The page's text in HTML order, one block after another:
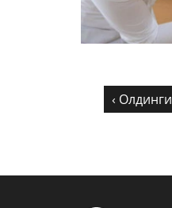
‹ Олдинги